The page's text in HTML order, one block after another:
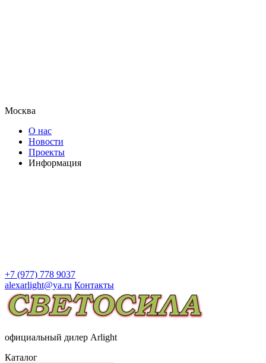
Москва
О нас
Новости
Проекты
Информация
+7 (977) 778 9037
alexarlight@ya.ru Контакты
официальный дилер Arlight
Каталог